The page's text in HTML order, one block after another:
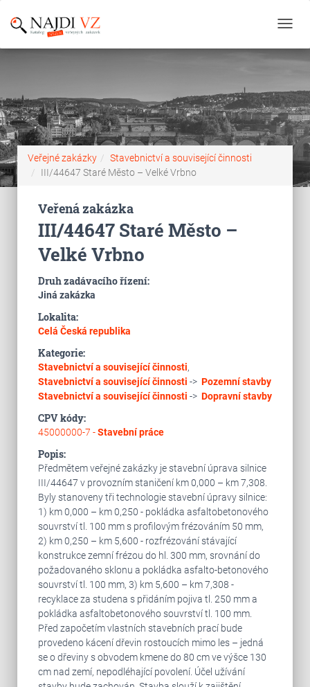
Veřejné zakázky
Stavebnictví a související činnosti
III/44647 Staré Město – Velké Vrbno
Veřená zakázka
III/44647 Staré Město –
Velké Vrbno
Druh zadávacího řízení:
Jiná zakázka
Lokalita:
Celá Česká republika
Kategorie:
Stavebnictví a související činnosti,
Stavebnictví a související činnosti -> Pozemní stavby
Stavebnictví a související činnosti -> Dopravní stavby
CPV kódy:
45000000-7 -Stavební práce
Popis:
Předmětem veřejné zakázky je stavební úprava silnice
III/44647 v provozním staničení km 0,000 – km 7,308.
Byly stanoveny tři technologie stavební úpravy silnice:
1) km 0,000 – km 0,250 - pokládka asfaltobetonového
souvrství tl. 100 mm s profilovým frézováním 50 mm,
2) km 0,250 – km 5,600 - rozfrézování stávající
konstrukce zemní frézou do hl. 300 mm, srovnání do
požadovaného sklonu a pokládka asfalto-betonového
souvrství tl. 100 mm, 3) km 5,600 – km 7,308 -
recyklace za studena s přidáním pojiva tl. 250 mm a
pokládka asfaltobetonového souvrství tl. 100 mm.
Před započetím vlastních stavebních prací bude
provedeno kácení dřevin rostoucích mimo les – jedná
se o dřeviny s obvodem kmene do 80 cm ve výšce 130
cm nad zemí, nepodléhající povolení. Účel užívání